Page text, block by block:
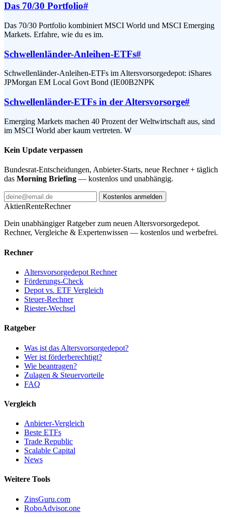
Das 70/30 Portfolio#
Das 70/30 Portfolio kombiniert MSCI World und MSCI Emerging
Markets. Erfahre, wie du es im.
Schwellenländer-Anleihen-ETFs#
Schwellenländer-Anleihen-ETFs im Altersvorsorgedepot: iShares
JPMorgan EM Local Govt Bond (IE00B2NPK
Schwellenländer-ETFs in der Altersvorsorge#
Emerging Markets machen 40 Prozent der Weltwirtschaft aus, sind
im MSCI World aber kaum vertreten. W
Kein Update verpassen
Bundesrat-Entscheidungen, Anbieter-Starts, neue Rechner + täglich
das Morning Briefing — kostenlos und unabhängig.
Kostenlos anmelden
AktienRenteRechner
Dein unabhängiger Ratgeber zum neuen Altersvorsorgedepot.
Rechner, Vergleiche & Expertenwissen — kostenlos und werbefrei.
Rechner
Altersvorsorgedepot Rechner
Förderungs-Check
Depot vs. ETF Vergleich
Steuer-Rechner
Riester-Wechsel
Ratgeber
Was ist das Altersvorsorgedepot?
Wer ist förderberechtigt?
Wie beantragen?
Zulagen & Steuervorteile
FAQ
Vergleich
Anbieter-Vergleich
Beste ETFs
Trade Republic
Scalable Capital
News
Weitere Tools
ZinsGuru.com
RoboAdvisor.one